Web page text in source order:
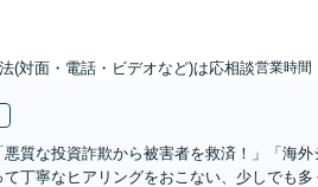
(対面・電話・ビデオなど)は応相談営業時間
悪質な投資詐欺から被害者を救済！」「海
丁寧なヒアリングをおこない、少しでも